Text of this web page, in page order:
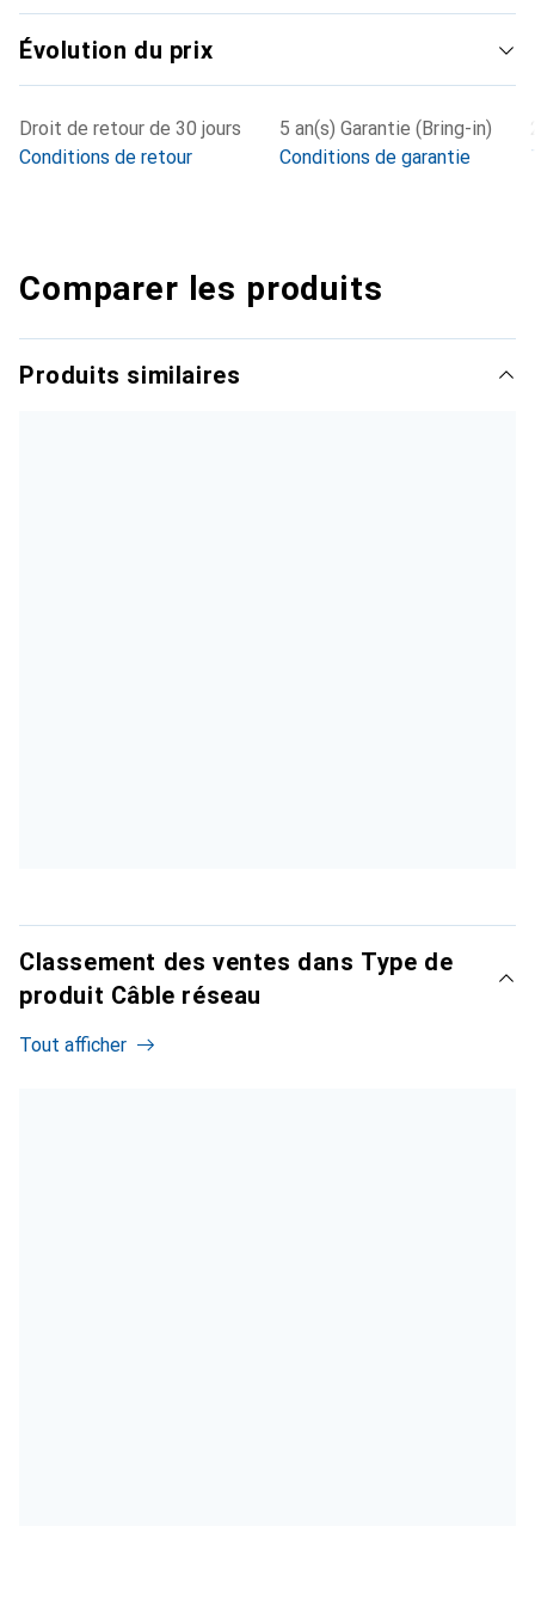
Évolution du prix
Droit de retour de 30 jours
Conditions de retour
5 an(s) Garantie (Bring-in)
Conditions de garantie
Comparer les produits
Produits similaires
Classement des ventes dans Type de
produit Câble réseau
Tout afficher